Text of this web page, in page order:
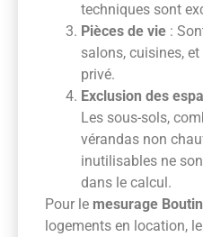
techniques sont
Pièces de vie :
salons, cuisines,
privé.
Exclusion des
Les sous-sols,
vérandas non
inutilisables ne
dans le calcul.
Pour le mesurage Boutin
logements en location,